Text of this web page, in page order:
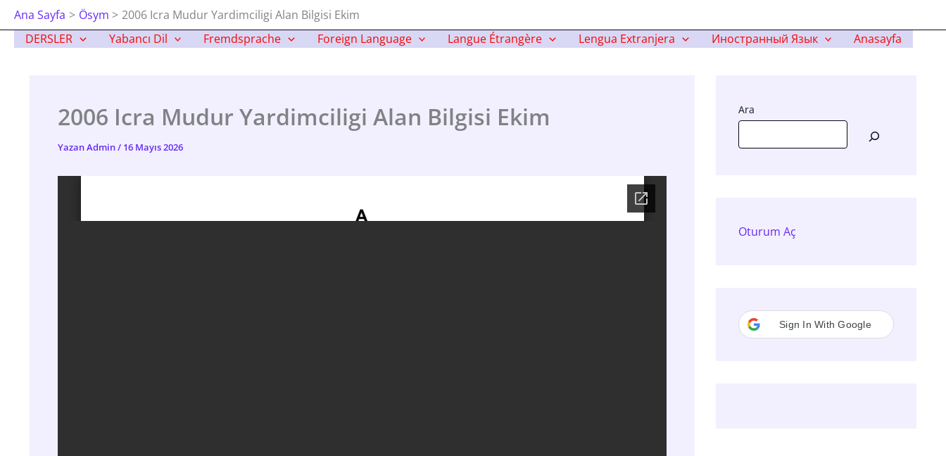
İçeriğe
Atla
DERSLER Yabancı Dil Fremdsprache Foreign Language Langue Étrangère Lengua Extranjera Иностранный Язык Anasayfa
Ana Sayfa Ösym 2006 Icra Mudur Yardimciligi Alan Bilgisi Ekim
2006 Icra Mudur Yardimciligi Alan Bilgisi Ekim
YazanAdmin/ 16 Mayıs 2026
Ara
Oturum Aç
Sign In With Google